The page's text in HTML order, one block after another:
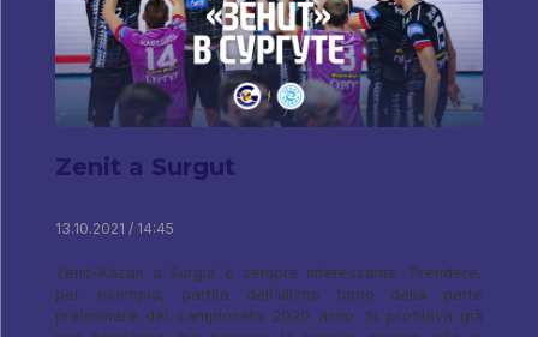
Zenit a Surgut
13.10.2021 / 14:45
Zenit-Kazan a Surgut è sempre interessante. Prendere,
per esempio, partita dell'ultimo turno della parte
preliminare del campionato 2020 anno. Si profilava già